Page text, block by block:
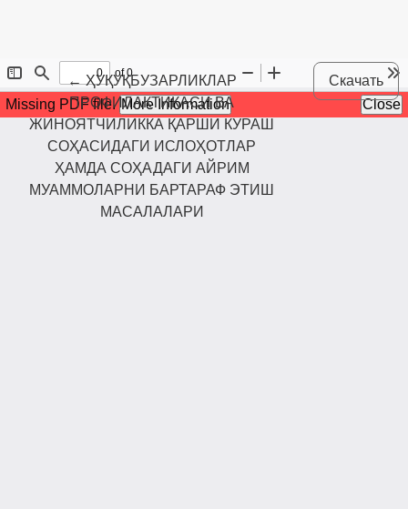
←Maqola tafsilotlariga qaytish
ҲУҚУҚБУЗАРЛИКЛАР
ПРОФИЛАКТИКАСИ ВА
ЖИНОЯТЧИЛИККА ҚАРШИ КУРАШ
СОҲАСИДАГИ ИСЛОҲОТЛАР
ҲАМДА СОҲАДАГИ АЙРИМ
МУАММОЛАРНИ БАРТАРАФ ЭТИШ
МАСАЛАЛАРИ
Скачать